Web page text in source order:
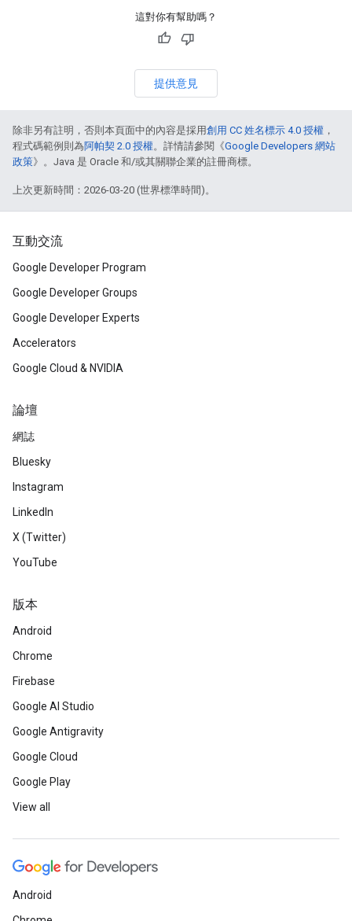
這對你有幫助嗎？
提供意見
除非另有註明，否則本頁面中的內容是採用創用 CC 姓名標示 4.0 授權 ，
程式碼範例則為阿帕契 2.0 授權。詳情請參閱《Google Developers 網站
政策》。Java 是 Oracle 和/或其關聯企業的註冊商標。
上次更新時間：2026-03-20 (世界標準時間)。
互動交流
Google Developer Program
Google Developer Groups
Google Developer Experts
Accelerators
Google Cloud & NVIDIA
論壇
網誌
Bluesky
Instagram
LinkedIn
X (Twitter)
YouTube
版本
Android
Chrome
Firebase
Google AI Studio
Google Antigravity
Google Cloud
Google Play
View all
Android